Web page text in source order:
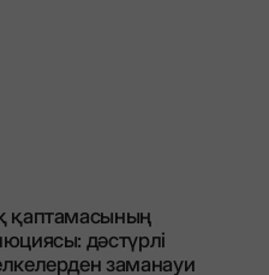
қаптамасының
дәстүрлі
заманауи